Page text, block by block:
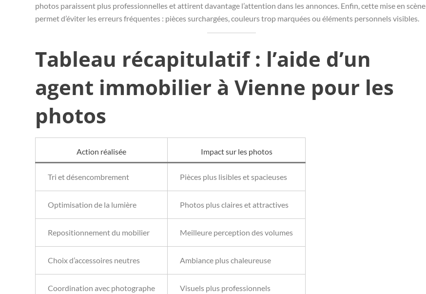
photos paraissent plus professionnelles et attirent davantage l’attention dans les annonces. Enfin, cette mise en scène
permet d’éviter les erreurs fréquentes : pièces surchargées, couleurs trop marquées ou éléments personnels visibles.
Tableau récapitulatif : l’aide d’un
agent immobilier à Vienne pour les
photos
Action réalisée Impact sur les photos
Tri et désencombrement Pièces plus lisibles et spacieuses
Optimisation de la lumière Photos plus claires et attractives
Repositionnement du mobilier Meilleure perception des volumes
Choix d’accessoires neutres Ambiance plus chaleureuse
Coordination avec photographe Visuels plus professionnels